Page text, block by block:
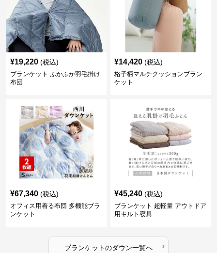
¥19,220 (税込)
ブランケット ふかふか羽毛掛け
布団
¥14,420 (税込)
格子柄マルチクッションブラン
ケット
¥67,340 (税込)
オフィス用着る布団 多機能ブラ
ンケット
¥45,240 (税込)
ブランケット 超軽量 アウトドア
用キルト寝具
ブランケットのダウン一覧へ ›